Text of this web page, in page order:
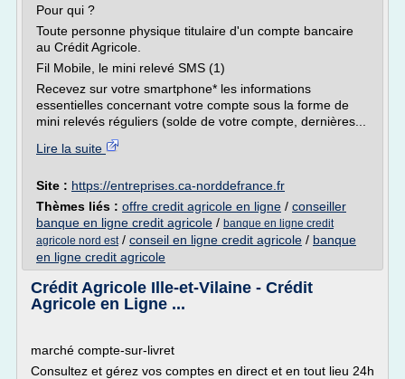
Pour qui ?
Toute personne physique titulaire d'un compte bancaire
au Crédit Agricole.
Fil Mobile, le mini relevé SMS (1)
Recevez sur votre smartphone* les informations
essentielles concernant votre compte sous la forme de
mini relevés réguliers (solde de votre compte, dernières...
Lire la suite
Site : https://entreprises.ca-norddefrance.fr
Thèmes liés : offre credit agricole en ligne / conseiller
banque en ligne credit agricole / banque en ligne credit
agricole nord est/ conseil en ligne credit agricole / banque
en ligne credit agricole
Crédit Agricole Ille-et-Vilaine - Crédit
Agricole en Ligne ...
marché compte-sur-livret
Consultez et gérez vos comptes en direct et en tout lieu 24h